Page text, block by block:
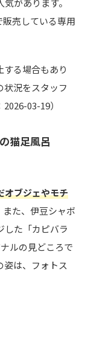
売している専用
る場合もあり
状況をスタッフ
03-19）
猫足風呂
オブジェやモチ
た、伊豆シャボ
した「カピバラ
ルの見どころで
姿は、フォトス